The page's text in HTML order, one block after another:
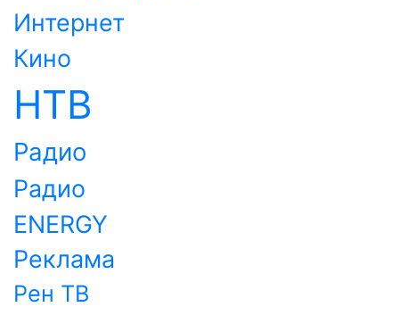
Интернет
Кино
НТВ
Радио
Радио
ENERGY
Реклама
Рен ТВ